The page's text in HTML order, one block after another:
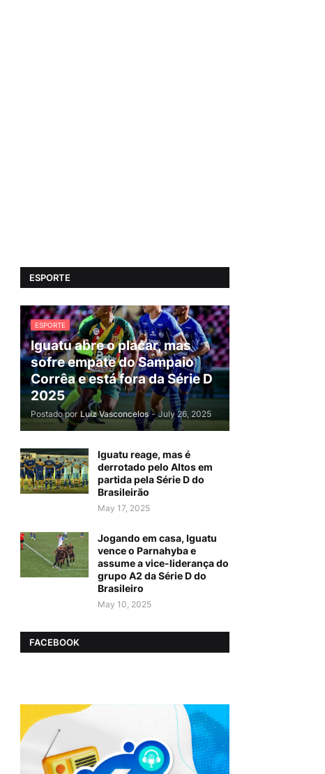
ESPORTE
ESPORTE
Iguatu abre o placar, mas
sofre empate do Sampaio
Corrêa e está fora da Série D
2025
Postado por Luiz Vasconcelos - July 26, 2025
Iguatu reage, mas é
derrotado pelo Altos em
partida pela Série D do
Brasileirão
May 17, 2025
Jogando em casa, Iguatu
vence o Parnahyba e
assume a vice-liderança do
grupo A2 da Série D do
Brasileiro
May 10, 2025
FACEBOOK